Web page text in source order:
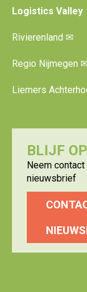
Logistics Valley
Rivierenland ✉
Regio Nijmegen
Liemers
BLIJF
Neem
nieuwsbrief